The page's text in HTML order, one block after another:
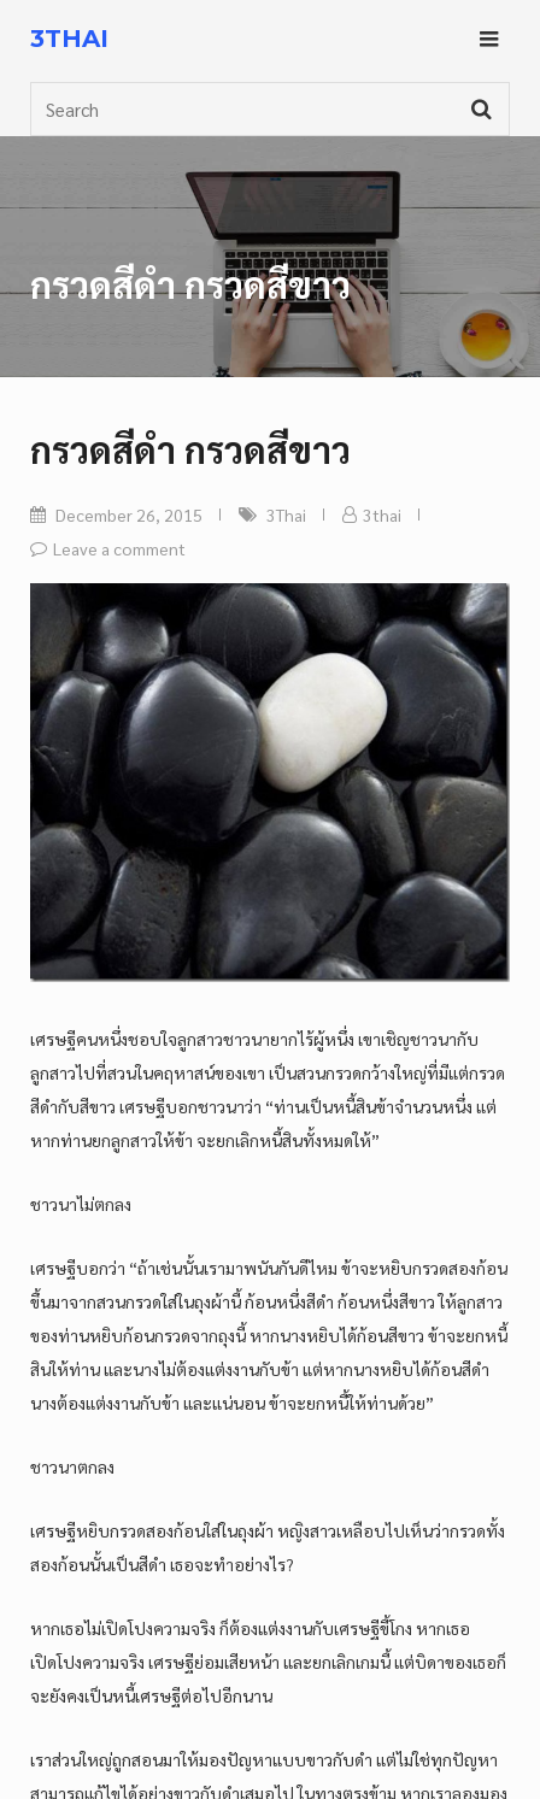
content
3THAI
กรวดสีดำ กรวดสีขาว
กรวดสีดำ กรวดสีขาว
December 26, 2015 3Thai
3thai
Leave a comment
เศรษฐีคนหนึ่งชอบใจลูกสาวชาวนายากไร้ผู้หนึ่ง เขาเชิญชาวนากับ
ลูกสาวไปที่สวนในคฤหาสน์ของเขา เป็นสวนกรวดกว้างใหญ่ที่มีแต่กรวด
สีดำกับสีขาว เศรษฐีบอกชาวนาว่า “ท่านเป็นหนี้สินข้าจำนวนหนึ่ง แต่
หากท่านยกลูกสาวให้ข้า จะยกเลิกหนี้สินทั้งหมดให้”
ชาวนาไม่ตกลง
เศรษฐีบอกว่า “ถ้าเช่นนั้นเรามาพนันกันดีไหม ข้าจะหยิบกรวดสองก้อน
ขึ้นมาจากสวนกรวดใส่ในถุงผ้านี้ ก้อนหนึ่งสีดำ ก้อนหนึ่งสีขาว ให้ลูกสาว
ของท่านหยิบก้อนกรวดจากถุงนี้ หากนางหยิบได้ก้อนสีขาว ข้าจะยกหนี้
สินให้ท่าน และนางไม่ต้องแต่งงานกับข้า แต่หากนางหยิบได้ก้อนสีดำ
นางต้องแต่งงานกับข้า และแน่นอน ข้าจะยกหนี้ให้ท่านด้วย”
ชาวนาตกลง
เศรษฐีหยิบกรวดสองก้อนใส่ในถุงผ้า หญิงสาวเหลือบไปเห็นว่ากรวดทั้ง
สองก้อนนั้นเป็นสีดำ เธอจะทำอย่างไร?
หากเธอไม่เปิดโปงความจริง ก็ต้องแต่งงานกับเศรษฐีขี้โกง หากเธอ
เปิดโปงความจริง เศรษฐีย่อมเสียหน้า และยกเลิกเกมนี้ แต่บิดาของเธอก็
จะยังคงเป็นหนี้เศรษฐีต่อไปอีกนาน
เราส่วนใหญ่ถูกสอนมาให้มองปัญหาแบบขาวกับดำ แต่ไม่ใช่ทุกปัญหา
สามารถแก้ไขได้อย่างขาวกับดำเสมอไป ในทางตรงข้าม หากเราลองมอง